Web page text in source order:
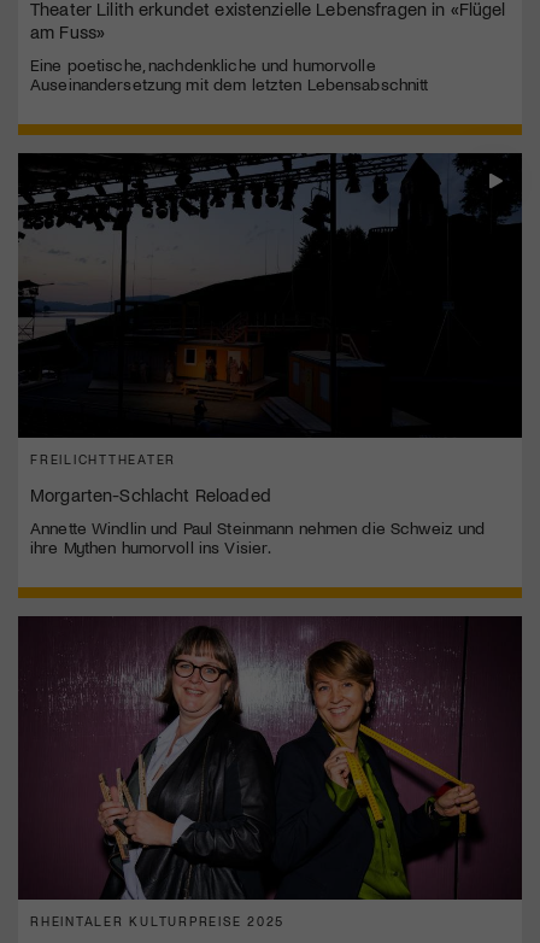
Theater Lilith erkundet existenzielle Lebensfragen in «Flügel
am Fuss»
Eine poetische, nachdenkliche und humorvolle
Auseinandersetzung mit dem letzten Lebensabschnitt
FREILICHTTHEATER
Morgarten-Schlacht Reloaded
Annette Windlin und Paul Steinmann nehmen die Schweiz und
ihre Mythen humorvoll ins Visier.
RHEINTALER KULTURPREISE 2025